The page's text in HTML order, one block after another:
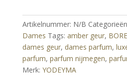
–
Luxe
Amber
Bloemige
Geur
aantal
Artikelnummer: N/B
Dames Tags: amber geur,
dames geur, dames parfum,
parfum, parfum nijmegen,
Merk: YODEYMA